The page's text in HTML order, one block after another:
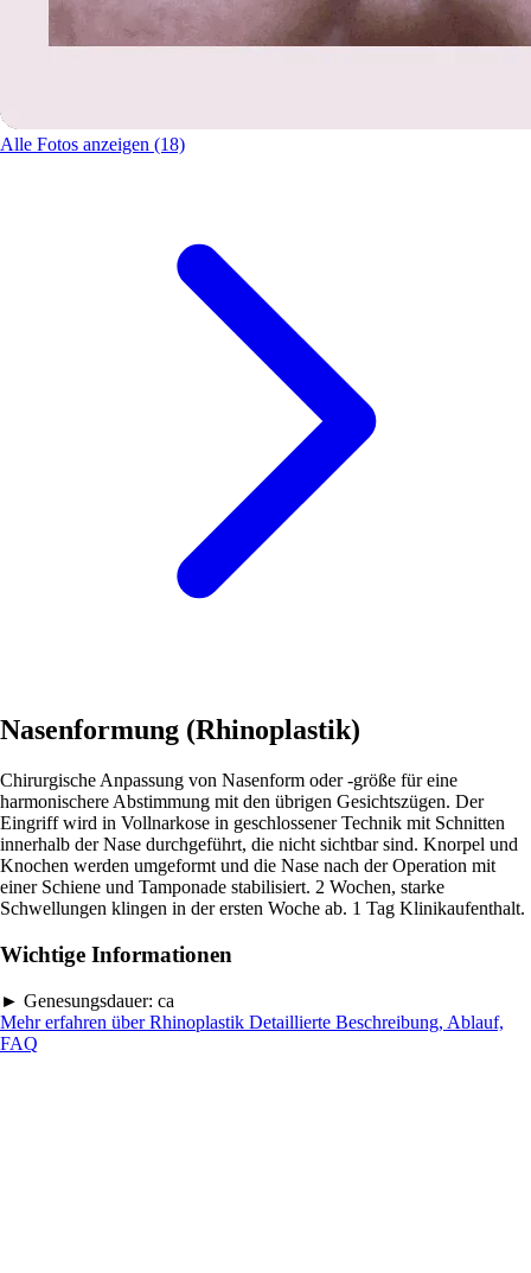
Alle Fotos anzeigen (18)
Nasenformung (Rhinoplastik)
Chirurgische Anpassung von Nasenform oder -größe für eine
harmonischere Abstimmung mit den übrigen Gesichtszügen. Der
Eingriff wird in Vollnarkose in geschlossener Technik mit Schnitten
innerhalb der Nase durchgeführt, die nicht sichtbar sind. Knorpel und
Knochen werden umgeformt und die Nase nach der Operation mit
einer Schiene und Tamponade stabilisiert. 2 Wochen, starke
Schwellungen klingen in der ersten Woche ab. 1 Tag Klinikaufenthalt.
Wichtige Informationen
► Genesungsdauer: ca
Mehr erfahren über Rhinoplastik Detaillierte Beschreibung, Ablauf,
FAQ